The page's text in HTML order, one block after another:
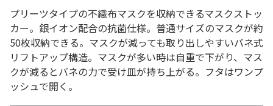
プリーツタイプの不織布マスクを収納できるマスクストッ
カー。銀イオン配合の抗菌仕様。普通サイズのマスクが約
50枚収納できる。マスクが減っても取り出しやすいバネ式
リフトアップ構造。マスクが多い時は自重で下がり、マス
クが減るとバネの力で受け皿が持ち上がる。フタはワンプ
ッシュで開く。